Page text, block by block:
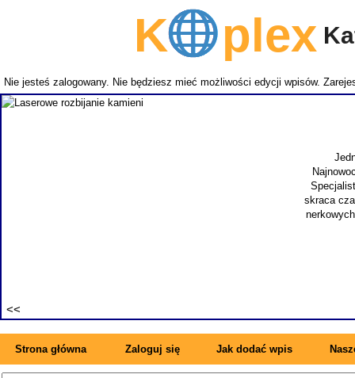
Kplex
Nie jesteś zalogowany. Nie będziesz mieć możliwości edycji wpisów.
skraca
Strona główna Zaloguj się Jak dodać wpis